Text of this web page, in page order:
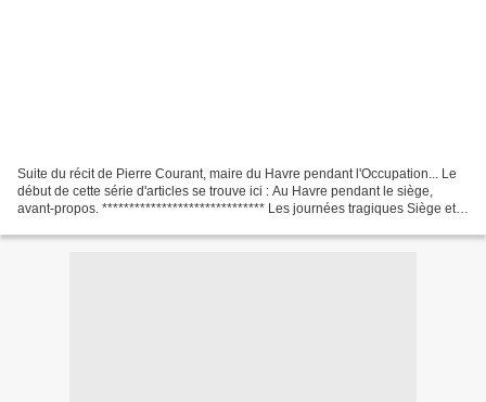
Suite du récit de Pierre Courant, maire du Havre pendant l'Occupation... Le
début de cette série d'articles se trouve ici : Au Havre pendant le siège,
avant-propos. ****************************** Les journées tragiques Siège et